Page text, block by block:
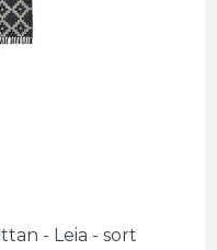
- Leia - sort